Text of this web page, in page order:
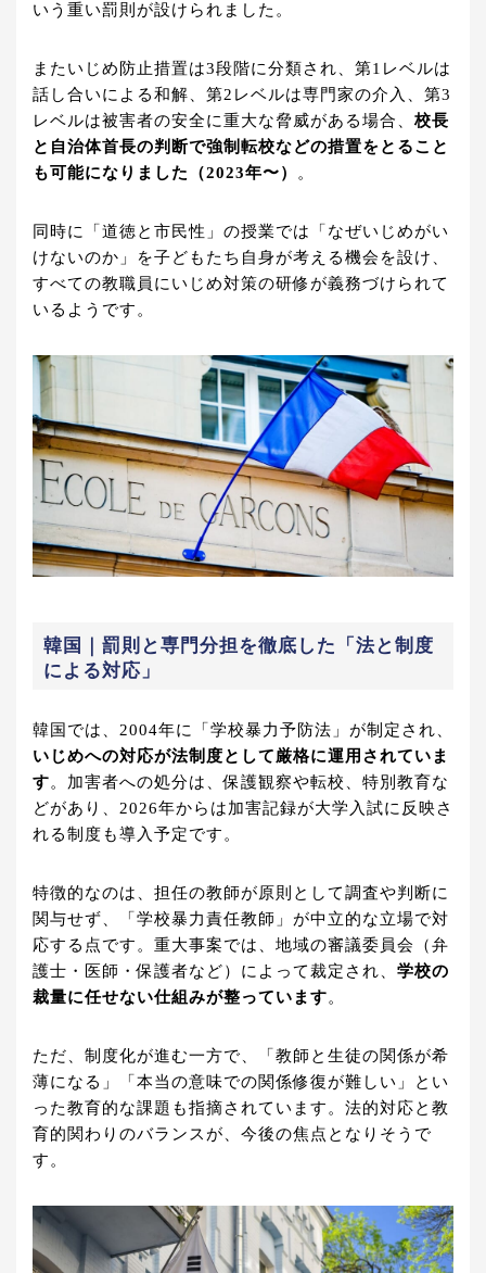
いう重い罰則が設けられました。
またいじめ防止措置は3段階に分類され、第1レベルは
話し合いによる和解、第2レベルは専門家の介入、第3
レベルは被害者の安全に重大な脅威がある場合、 校長
と自治体首長の判断で強制転校などの措置をとること
も可能になりました（2023年〜）
。
同時に「道徳と市民性」の授業では「なぜいじめがい
けないのか」を子どもたち自身が考える機会を設け、
すべての教職員にいじめ対策の研修が義務づけられて
いるようです。
韓国｜罰則と専門分担を徹底した「法と制度
による対応」
韓国では、2004年に「学校暴力予防法」が制定され、
いじめへの対応が法制度として厳格に運用されていま
す。加害者への処分は、保護観察や転校、特別教育な
どがあり、2026年からは加害記録が大学入試に反映さ
れる制度も導入予定です。
特徴的なのは、担任の教師が原則として調査や判断に
関与せず、「学校暴力責任教師」が中立的な立場で対
応する点です。重大事案では、地域の審議委員会（弁
護士・医師・保護者など）によって裁定され、 学校の
裁量に任せない仕組みが整っています。
ただ、制度化が進む一方で、「教師と生徒の関係が希
薄になる」「本当の意味での関係修復が難しい」とい
った教育的な課題も指摘されています。法的対応と教
育的関わりのバランスが、今後の焦点となりそうで
す。